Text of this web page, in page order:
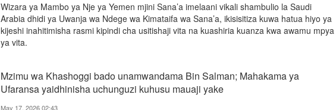
Wizara ya Mambo ya Nje ya Yemen mjini Sana’a imelaani vikali shambulio la Saudi
Arabia dhidi ya Uwanja wa Ndege wa Kimataifa wa Sana’a, ikisisitiza kuwa hatua hiyo ya
kijeshi inahitimisha rasmi kipindi cha usitishaji vita na kuashiria kuanza kwa awamu mpya
ya vita.
Mzimu wa Khashoggi bado unamwandama Bin Salman; Mahakama ya
Ufaransa yaidhinisha uchunguzi kuhusu mauaji yake
May 17, 2026 02:43